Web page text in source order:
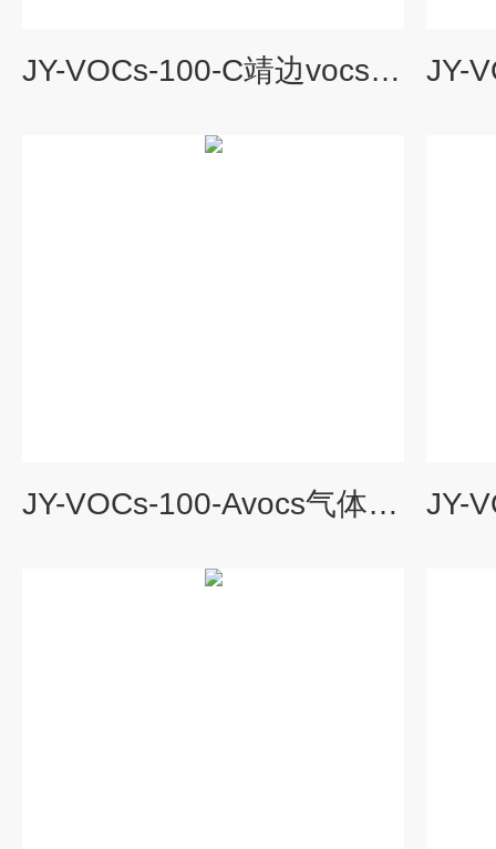
JY-VOCs-100-C靖边vocs在线监测系统经销商
JY-VOCs-100-Avocs气体监测仪器